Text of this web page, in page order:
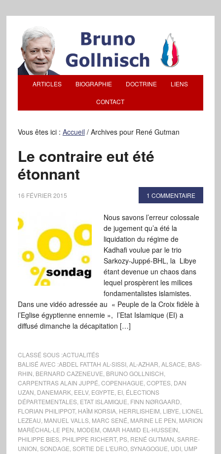
ARTICLES BIOGRAPHIE DOCTRINE LIENS
CONTACT
Vous êtes ici : Accueil /Archives pour René Gutman
Le contraire eut été
étonnant
16 FÉVRIER 2015 1 COMMENTAIRE
Nous savons l’erreur colossale
de jugement qu’a été la
liquidation du régime de
Kadhafi voulue par le trio
Sarkozy-Juppé-BHL, la Libye
étant devenue un chaos dans
lequel prospèrent les milices
fondamentalistes islamistes.
Dans une vidéo adressée au « Peuple de la Croix fidèle à
l’Eglise égyptienne ennemie », l’Etat Islamique (EI) a
diffusé dimanche la décapitation […]
CLASSÉ SOUS :ACTUALITÉS
BALISÉ AVEC :ABDEL FATTAH AL-SISSI, AL-AZHAR ALSACE BAS-
RHIN BERNARD CAZENEUVE BRUNO GOLLNISCH
CARPENTRAS ALAIN JUPPÉ COPENHAGUE COPTES, DAN
UZAN DANEMARK, EELV, EGYPTE EI, ÉLECTIONS
DÉPARTEMENTALES, ETAT ISLAMIQUE FINN NØRGAARD
FLORIAN PHILIPPOT, HAÏM KORSIA, HERRLISHEIM LIBYE LIONEL
LEZEAU MANUEL VALLS, MARC SENÉ MARINE LE PEN MARION
MARÉCHAL-LE PEN MODEM OMAR HAMID EL-HUSSEIN
PHILIPPE BIES, PHILIPPE RICHERT, PS, RENÉ GUTMAN SARRE-
UNION SONDAGE SORTIE DE L'EURO, SYNAGOGUE UDI, UMP